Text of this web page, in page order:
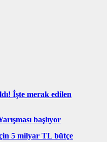
İşte merak edilen
başlıyor
5 milyar TL bütçe